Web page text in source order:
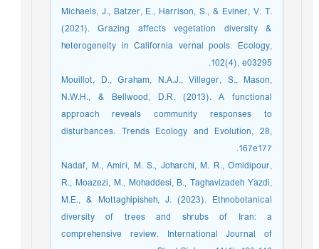
Michaels, J., Batzer, E., Harrison, S., & Eviner, V. T.
(2021). Grazing affects vegetation diversity &
heterogeneity in California vernal pools. Ecology,
102(4), e03295.
Mouillot, D., Graham, N.A.J., Villeger, S., Mason,
N.W.H., & Bellwood, D.R. (2013). A functional
approach reveals community responses to
disturbances. Trends Ecology and Evolution, 28,
167e177.
Nadaf, M., Amiri, M. S., Joharchi, M. R., Omidipour,
R., Moazezi, M., Mohaddesi, B., Taghavizadeh Yazdi,
M.E., & Mottaghipisheh, J. (2023). Ethnobotanical
diversity of trees and shrubs of Iran: a
comprehensive review. International Journal of